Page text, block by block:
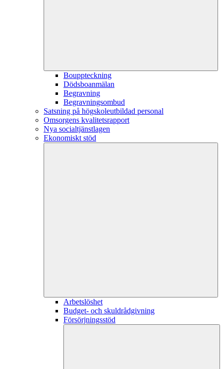
Bouppteckning
Dödsboanmälan
Begravning
Begravningsombud
Satsning på högskoleutbildad personal
Omsorgens kvalitetsrapport
Nya socialtjänstlagen
Ekonomiskt stöd
Arbetslöshet
Budget- och skuldrådgivning
Försörjningsstöd